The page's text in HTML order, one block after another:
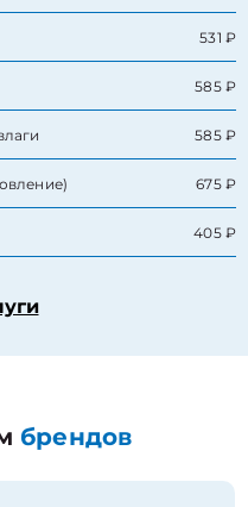
531 ₽
585 ₽
585 ₽
675 ₽
405 ₽
брендов